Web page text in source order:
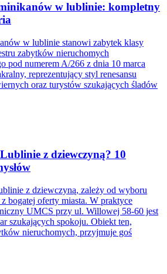
w lublinie: kompletny
w lublinie stanowi zabytek klasy
zabytków nieruchomych
pod numerem A/266 z dnia 10 marca
reprezentujący styl renesansu
oraz turystów szukających śladów
z dziewczyną? 10
z dziewczyną, zależy od wyboru
bogatej oferty miasta. W praktyce
UMCS przy ul. Willowej 58-60 jest
szukających spokoju. Obiekt ten,
nieruchomych, przyjmuje goś